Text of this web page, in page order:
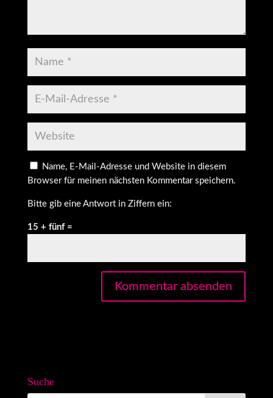
Name, E-Mail-Adresse und Website in diesem
Browser für meinen nächsten Kommentar speichern.
Bitte gib eine Antwort in Ziffern ein:
15 + fünf =
Suche